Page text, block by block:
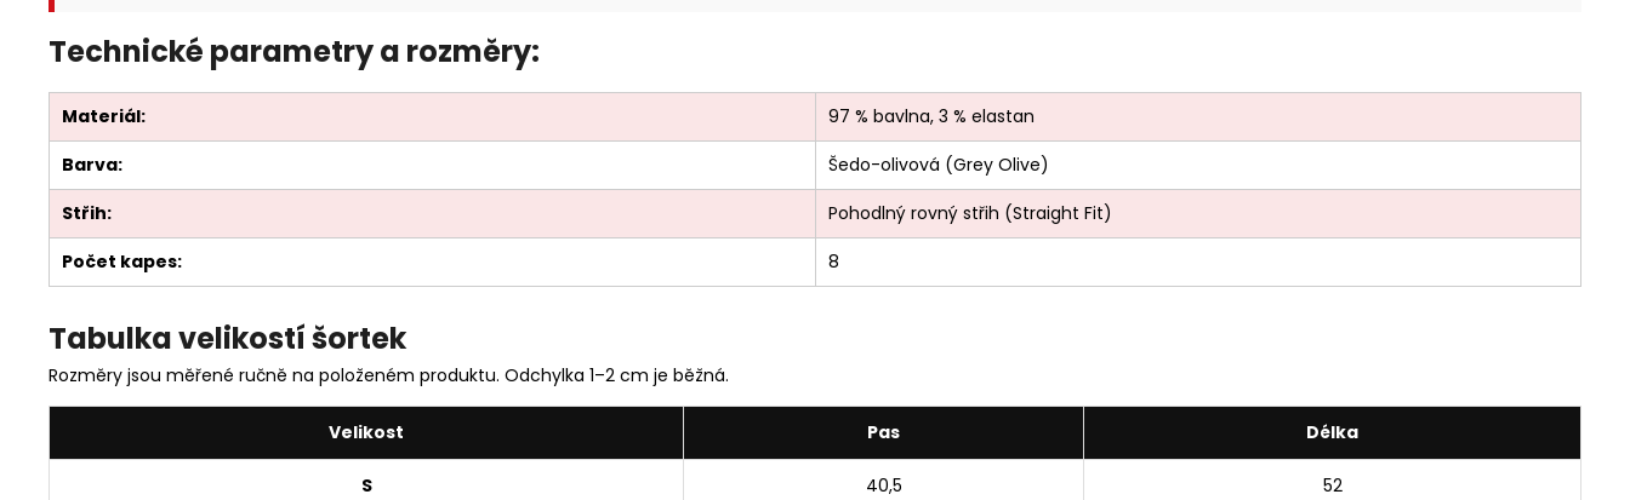
Technické parametry a rozměry:
Materiál:
97 % bavlna, 3 % elastan
Barva:
Šedo-olivová (Grey Olive)
Střih:
Pohodlný rovný střih (Straight Fit)
Počet kapes:
8
Tabulka velikostí šortek
Rozměry jsou měřené ručně na položeném produktu. Odchylka 1–2 cm je běžná.
Velikost Pas Délka
S 40,5 52